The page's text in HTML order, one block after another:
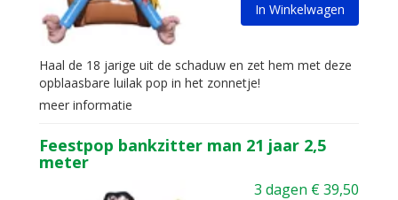
In Winkelwagen
Haal de 18 jarige uit de schaduw en zet hem met deze
opblaasbare luilak pop in het zonnetje!
meer informatie
Feestpop bankzitter man 21 jaar 2,5
meter
3 dagen €39,50